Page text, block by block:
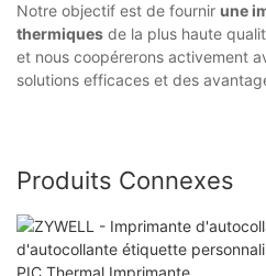
Notre objectif est de fournir une
thermiques de la plus haute
et nous coopérerons activement
solutions efficaces et des
Produits Connexes